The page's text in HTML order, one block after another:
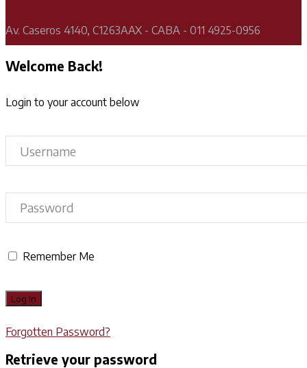
Av. Caseros 4140, C1263AAX - CABA - 011 4925-0956
Welcome Back!
Login to your account below
Remember Me
Forgotten Password?
Retrieve your password